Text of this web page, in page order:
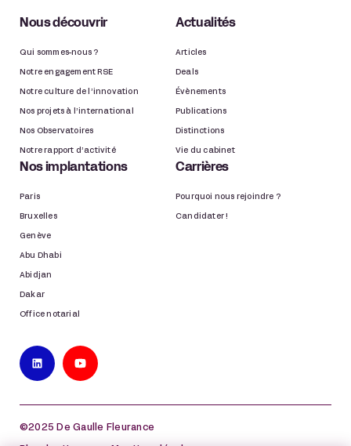
Nous découvrir
Qui sommes-nous ?
Notre engagement RSE
Notre culture de l’innovation
Nos projets à l’international
Nos Observatoires
Notre rapport d’activité
Actualités
Articles
Deals
Évènements
Publications
Distinctions
Vie du cabinet
Nos implantations
Paris
Bruxelles
Genève
Abu Dhabi
Abidjan
Dakar
Office notarial
Carrières
Pourquoi nous rejoindre ?
Candidater !
©2025 De Gaulle Fleurance